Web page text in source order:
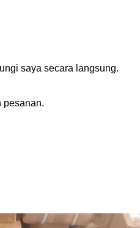
saya secara langsung.
pesanan.